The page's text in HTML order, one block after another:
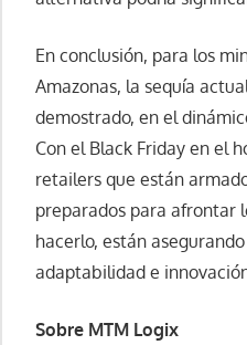
En conclusión, para los
Amazonas, la sequía
demostrado, en el
Con el Black Friday en el
retailers que están
preparados para afrontar
hacerlo, están
adaptabilidad e
Sobre MTM Logix